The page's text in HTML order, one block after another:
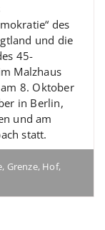
des
und die
45-
Malzhaus
8. Oktober
in Berlin,
und am
statt.
, Grenze, Hof,